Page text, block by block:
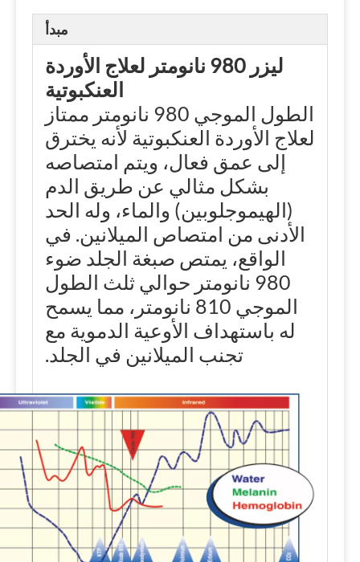
مبدأ
ليزر 980 نانومتر لعلاج الأوردة
العنكبوتية
الطول الموجي 980 نانومتر ممتاز
لعلاج الأوردة العنكبوتية لأنه يخترق
إلى عمق فعال، ويتم امتصاصه
بشكل مثالي عن طريق الدم
(الهيموجلوبين) والماء، وله الحد
الأدنى من امتصاص الميلانين. في
الواقع، يمتص صبغة الجلد ضوء
980 نانومتر حوالي ثلث الطول
الموجي 810 نانومتر، مما يسمح
له باستهداف الأوعية الدموية مع
تجنب الميلانين في الجلد.